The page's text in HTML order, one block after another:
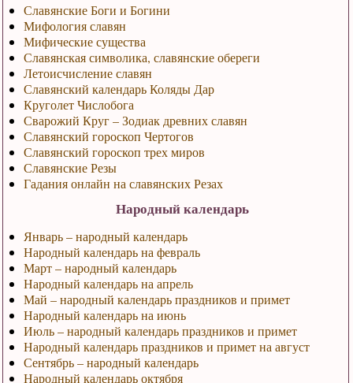
Славянские Боги и Богини
Мифология славян
Мифические существа
Славянская символика, славянские обереги
Летоисчисление славян
Славянский календарь Коляды Дар
Круголет Числобога
Сварожий Круг – Зодиак древних славян
Славянский гороскоп Чертогов
Славянский гороскоп трех миров
Славянские Резы
Гадания онлайн на славянских Резах
Народный календарь
Январь – народный календарь
Народный календарь на февраль
Март – народный календарь
Народный календарь на апрель
Май – народный календарь праздников и примет
Народный календарь на июнь
Июль – народный календарь праздников и примет
Народный календарь праздников и примет на август
Сентябрь – народный календарь
Народный календарь октября